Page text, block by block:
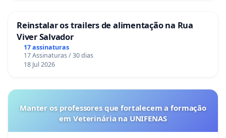
Reinstalar os trailers de alimentação na Rua
Viver Salvador
17 assinaturas
17 Assinaturas / 30 dias
18 Jul 2026
Manter os professores que fortalecem a formação
em Veterinária na UNIFENAS